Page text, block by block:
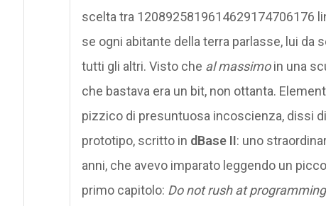
scelta tra 1208925819614629174706176
se ogni abitante della terra parlasse, lui da
tutti gli altri. Visto che al massimoin una
che bastava era un bit, non ottanta.
pizzico di presuntuosa incoscienza, dissi
prototipo, scritto in dBase II: uno
anni, che avevo imparato leggendo un
primo capitolo: Do not rush at